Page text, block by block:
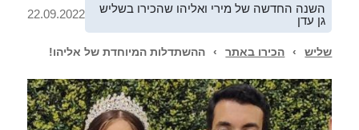
השנה החדשה של מירי ואליהו שהכירו בשליש
גן עדן
22.09.2022
שליש › הכירו באתר › ההשתדלות המיוחדת של אליהו!